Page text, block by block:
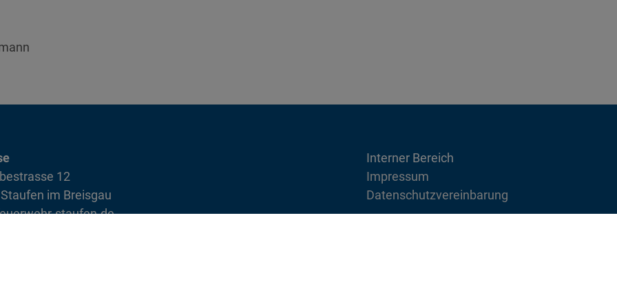
12
im Breisgau
staufen.de
Interner Bereich
Impressum
Datenschutzvereinbarung